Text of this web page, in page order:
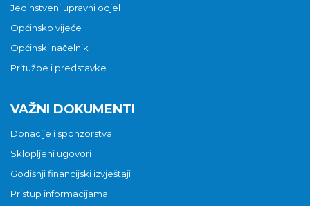
Jedinstveni upravni odjel
Općinsko vijeće
Općinski načelnik
Pritužbe i predstavke
VAŽNI DOKUMENTI
Donacije i sponzorstva
Sklopljeni ugovori
Godišnji financijski izvještaji
Pristup informacijama